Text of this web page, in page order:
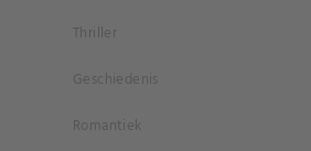
Thriller
Geschiedenis
Romantiek